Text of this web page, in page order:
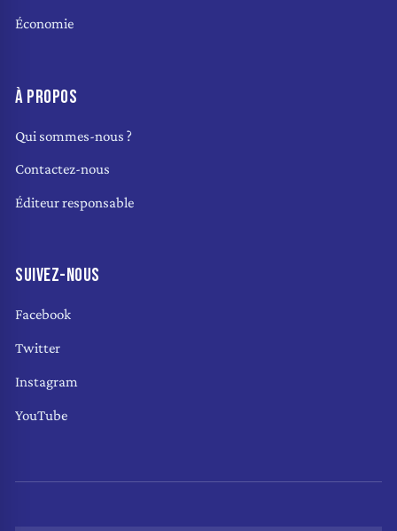
Économie
À PROPOS
Qui sommes-nous ?
Contactez-nous
Éditeur responsable
SUIVEZ-NOUS
Facebook
Twitter
Instagram
YouTube